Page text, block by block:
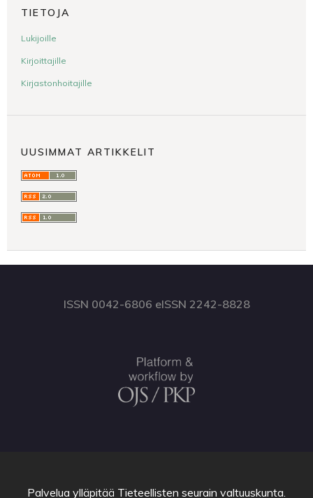
TIETOJA
Lukijoille
Kirjoittajille
Kirjastonhoitajille
UUSIMMAT ARTIKKELIT
ISSN 0042-6806 eISSN 2242-8828
Palvelua ylläpitää Tieteellisten seurain valtuuskunta.